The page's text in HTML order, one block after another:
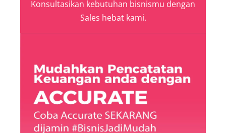
Konsultasikan kebutuhan bisnismu dengan
Sales hebat kami.